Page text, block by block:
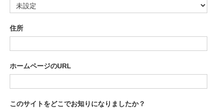
住所
ホームページのURL
このサイトをどこでお知りになりましたか？